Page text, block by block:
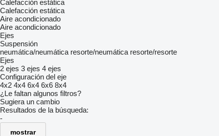
Calefacción estática
Calefacción estática
Aire acondicionado
Aire acondicionado
Ejes
Suspensión
neumática/neumática resorte/neumática resorte/resorte
Ejes
2 ejes 3 ejes 4 ejes
Configuración del eje
4x2 4x4 6x4 6x6 8x4
¿Le faltan algunos filtros?
Sugiera un cambio
Resultados de la búsqueda:
-
mostrar